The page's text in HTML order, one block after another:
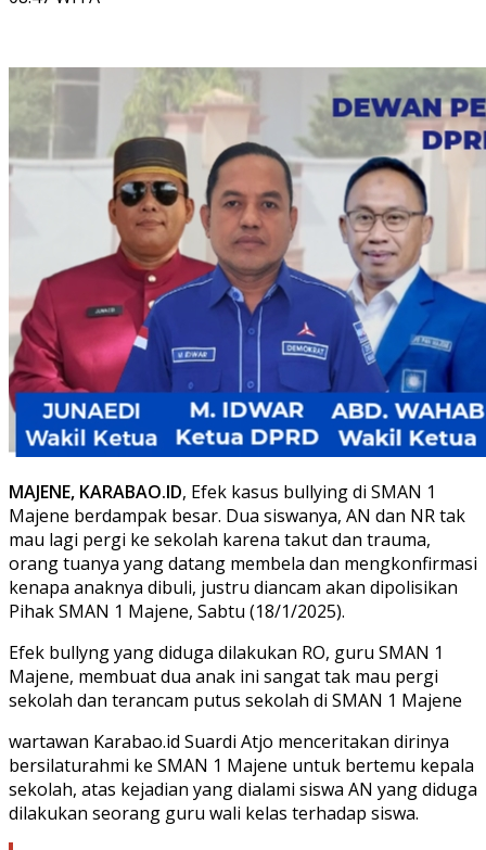
MAJENE, KARABAO.ID, Efek kasus bullying di SMAN 1
Majene berdampak besar. Dua siswanya, AN dan NR tak
mau lagi pergi ke sekolah karena takut dan trauma,
orang tuanya yang datang membela dan mengkonfirmasi
kenapa anaknya dibuli, justru diancam akan dipolisikan
Pihak SMAN 1 Majene, Sabtu (18/1/2025).
Efek bullyng yang diduga dilakukan RO, guru SMAN 1
Majene, membuat dua anak ini sangat tak mau pergi
sekolah dan terancam putus sekolah di SMAN 1 Majene
wartawan Karabao.id Suardi Atjo menceritakan dirinya
bersilaturahmi ke SMAN 1 Majene untuk bertemu kepala
sekolah, atas kejadian yang dialami siswa AN yang diduga
dilakukan seorang guru wali kelas terhadap siswa.